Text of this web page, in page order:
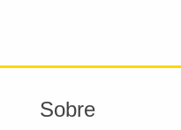
Sobre